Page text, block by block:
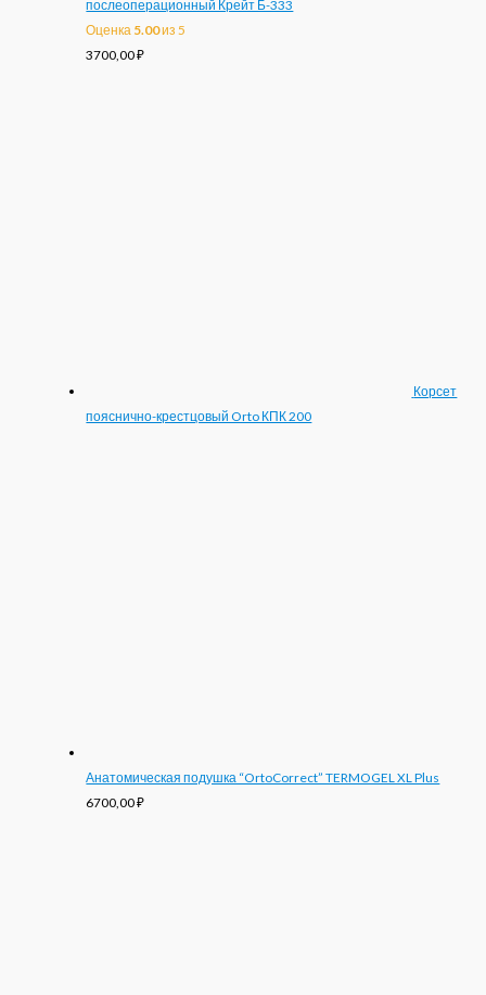
послеоперационный Крейт Б-333
Оценка 5.00из 5
3700,00₽
Корсет
пояснично-крестцовый Orto КПК 200
Анатомическая подушка “OrtoCorrect” TERMOGEL XL Plus
6700,00₽